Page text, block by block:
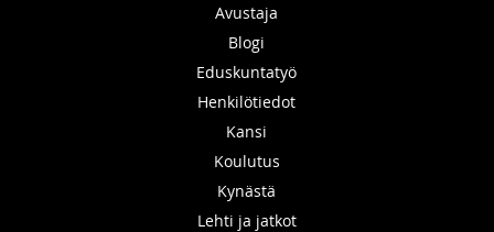
Avustaja
Blogi
Eduskuntatyö
Henkilötiedot
Kansi
Koulutus
Kynästä
Lehti ja jatkot